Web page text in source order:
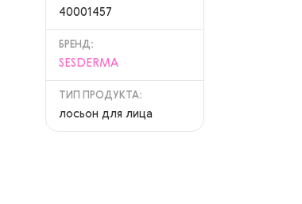
40001457
БРЕНД:
SESDERMA
ТИП ПРОДУКТА:
лосьон для лица